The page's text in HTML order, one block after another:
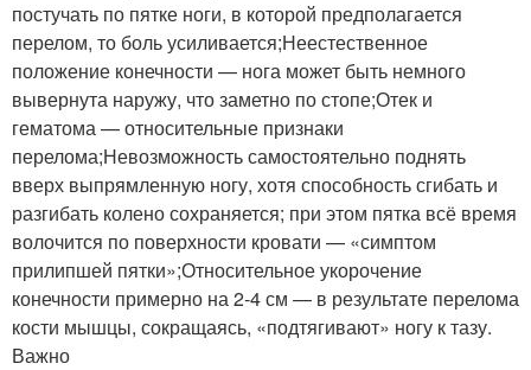
постучать по пятке ноги, в которой предполагается
перелом, то боль усиливается;Неестественное
положение конечности — нога может быть немного
вывернута наружу, что заметно по стопе;Отек и
гематома — относительные признаки
перелома;Невозможность самостоятельно поднять
вверх выпрямленную ногу, хотя способность сгибать и
разгибать колено сохраняется; при этом пятка всё время
волочится по поверхности кровати — «симптом
прилипшей пятки»;Относительное укорочение
конечности примерно на 2-4 см — в результате перелома
кости мышцы, сокращаясь, «подтягивают» ногу к тазу.
Важно